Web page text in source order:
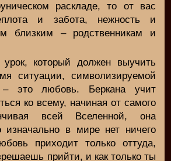
раскладе, то от вас
и забота, нежность и
близким – родственникам и
который должен выучить
ситуации, символизируемой
это любовь. Беркана учит
ко всему, начиная от самого
всей Вселенной, она
изначально в мире нет ничего
приходит только оттуда,
прийти, и как только ты